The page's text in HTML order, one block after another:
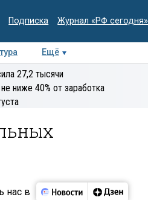
Подписка Журнал «РФ сегодня»
Ещё
Колумнисты
экспертиза
27,2 тысячи
ниже 40% от заработка
нас в